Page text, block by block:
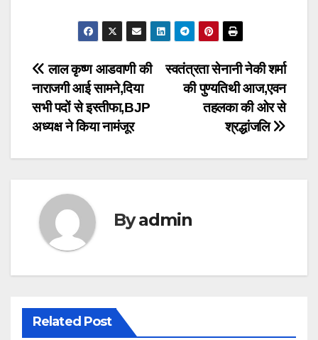
Post
navigation
स्वतंत्रता सेनानी नेकी शर्मा
की पुण्यतिथी आज,एवन
तहलका की ओर से
श्रद्धांजलि
लाल कृष्ण आडवाणी की
नाराजगी आई सामने,दिया
सभी पदों से इस्तीफा,BJP
अध्यक्ष ने किया नामंजूर
Byadmin
Related Post